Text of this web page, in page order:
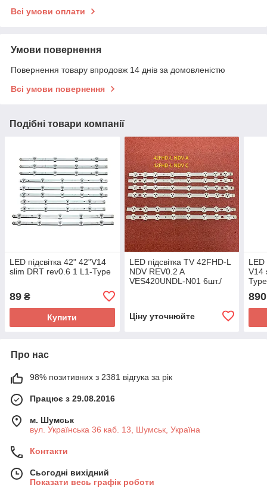
Всі умови оплати
Умови повернення
Повернення товару впродовж 14 днів за домовленістю
Всі умови повернення
Подібні товари компанії
LED підсвітка 42" 42"V14
slim DRT rev0.6 1 L1-Type
89 ₴
Купити
LED підсвітка TV 42FHD-L
NDV REV0.2 A
VES420UNDL-N01 6шт./
Ціну уточнюйте
LED
V14
890
Про нас
98% позитивних з 2381 відгука за рік
Працює з 29.08.2016
м. Шумськ
вул. Українська 36 каб. 13, Шумськ, Україна
Контакти
Сьогодні вихідний
Показати весь графік роботи